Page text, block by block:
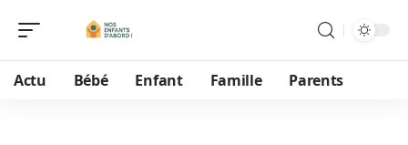
Actu Bébé Enfant Famille Parents